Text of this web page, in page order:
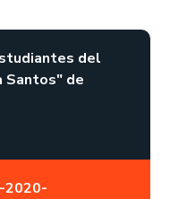
del
Santos" de
2020-